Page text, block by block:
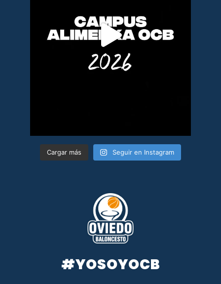
Cargar más Seguir en Instagram
#YOSOYOCB